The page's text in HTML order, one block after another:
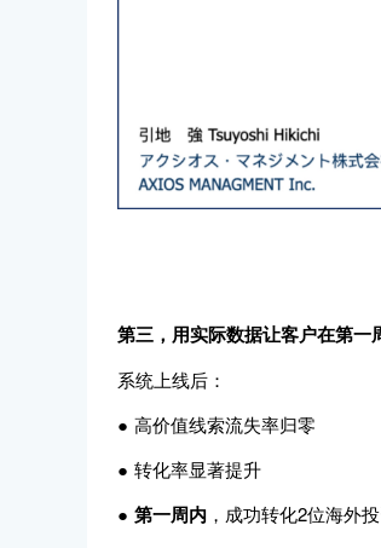
第三，用实际数据让客户在第一
系统上线后：
● 高价值线索流失率归零
● 转化率显著提升
● 第一周内 ，成功转化2位海外